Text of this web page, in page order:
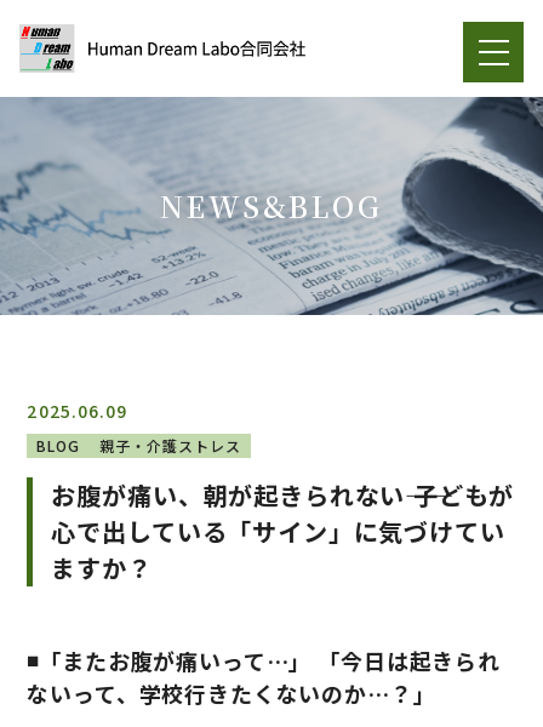
NEWS&BLOG
お腹が痛い、朝が起きられない―― 子どもが
心で出している「サイン」に気づけてい
ますか？
BLOG 親子・介護ストレス
2025.06.09
◾️「またお腹が痛いって…」 「今日は起きられ
ないって、学校行きたくないのか…？」